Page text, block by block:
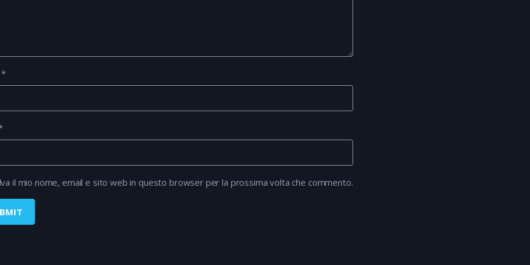
*
il mio nome, email e sito web in questo browser per la prossima volta che commento.